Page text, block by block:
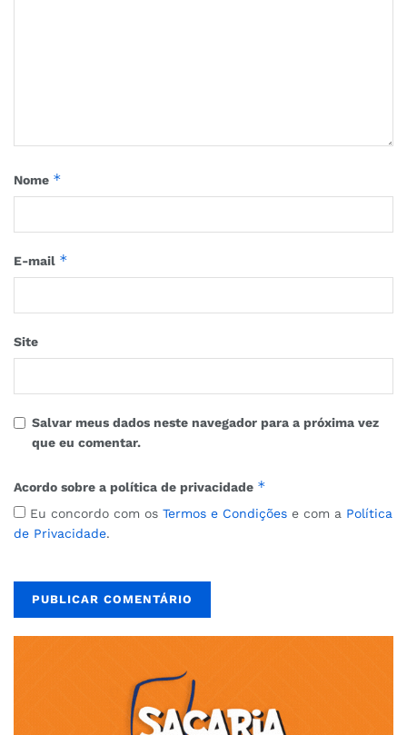
Nome *
E-mail *
Site
Salvar meus dados neste navegador para a próxima vez
que eu comentar.
Acordo sobre a política de privacidade *
Eu concordo com os Termos e Condições e com a Política
de Privacidade.